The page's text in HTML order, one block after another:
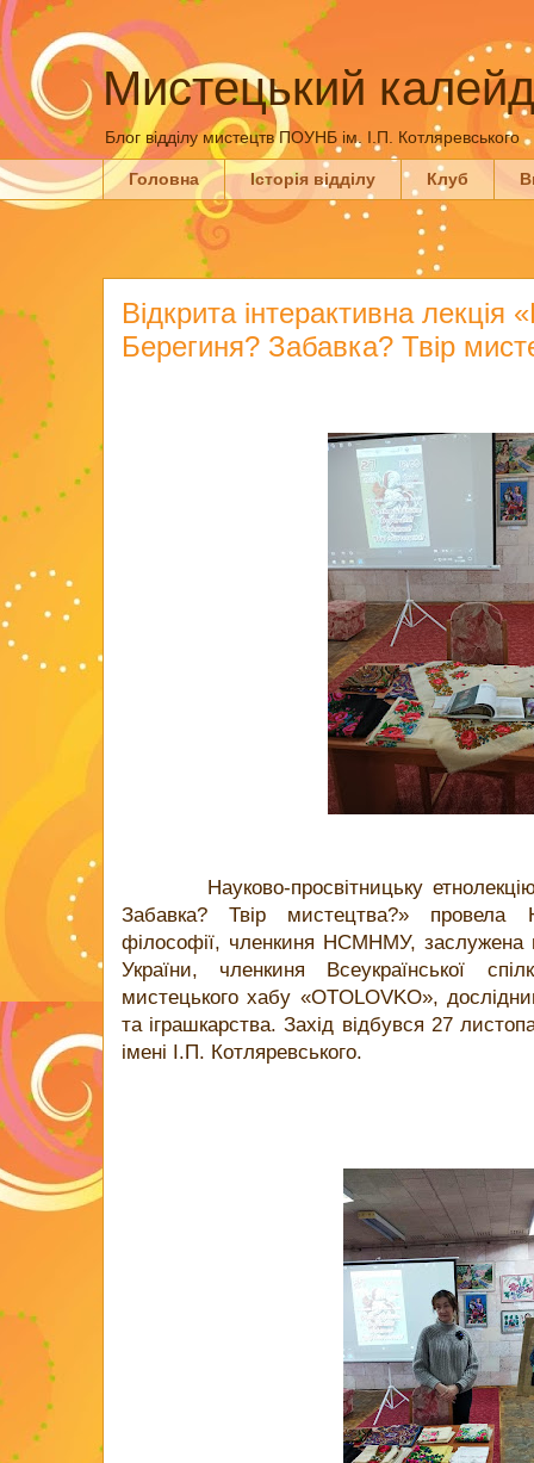
Мистецький
Блог відділу мистецтв ПОУНБ ім. І.П. Котляревського
Головна Історія відділу Клуб
Відкрита інтерактивна лекція
Берегиня? Забавка? Твір
Науково-просвітницьку етнолекцію
Забавка? Твір мистецтва?» провела
філософії, членкиня НСМНМУ, заслужена
України, членкиня Всеукраїнської
мистецького хабу «OТOLOVKO»,
та іграшкарства.Захід відбувся 27
імені І.П. Котляревського.